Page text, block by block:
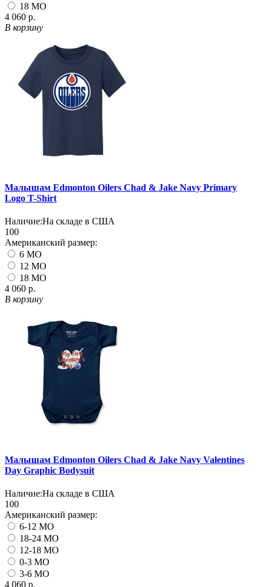
18 MO
4 060 р.
В корзину
Малышам Edmonton Oilers Chad & Jake Navy Primary
Logo T-Shirt
Наличие:На складе в США
100
Американский размер:
6 MO
12 MO
18 MO
4 060 р.
В корзину
Малышам Edmonton Oilers Chad & Jake Navy Valentines
Day Graphic Bodysuit
Наличие:На складе в США
100
Американский размер:
6-12 MO
18-24 MO
12-18 MO
0-3 MO
3-6 MO
4 060 р.